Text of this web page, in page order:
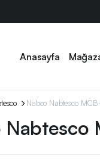
Anasayfa
Nabco Nabtesco
Nabtesco